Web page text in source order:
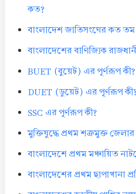
কত?
বাংলাদেশ জাতিসংঘের কত
বাংলাদেশের বাণিজ্যিক
BUET (বুয়েট) এর পূর্ণরূপ কী?
DUET (ডুয়েট) এর পূর্ণরূপ
SSC এর পূর্ণরূপ কী?
মুক্তিযুদ্ধে প্রথম শত্রুমুক্ত
বাংলাদেশে প্রথম মঞ্চায়িত
বাংলাদেশের প্রথম ছাপাখানা